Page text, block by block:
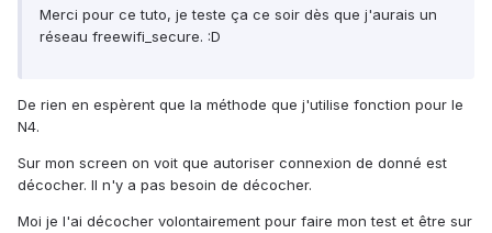
Merci pour ce tuto, je teste ça ce soir dès que j'aurais un
réseau freewifi_secure. :D
De rien en espèrent que la méthode que j'utilise fonction pour le
N4.
Sur mon screen on voit que autoriser connexion de donné est
décocher. Il n'y a pas besoin de décocher.
Moi je l'ai décocher volontairement pour faire mon test et être sur